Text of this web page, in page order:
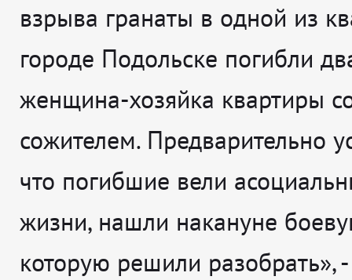
взрыва гранаты в одной из
городе Подольске погибли
женщина-хозяйка квартиры
сожителем. Предварительно
что погибшие вели
жизни, нашли накануне
которую решили разобрать», -